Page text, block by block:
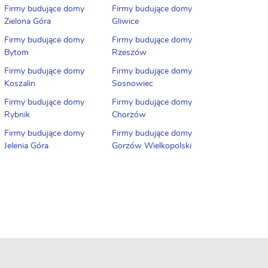
Firmy budujące domy
Zielona Góra
Firmy budujące domy
Gliwice
Firmy budujące domy
Bytom
Firmy budujące domy
Rzeszów
Firmy budujące domy
Koszalin
Firmy budujące domy
Sosnowiec
Firmy budujące domy
Rybnik
Firmy budujące domy
Chorzów
Firmy budujące domy
Jelenia Góra
Firmy budujące domy
Gorzów Wielkopolski